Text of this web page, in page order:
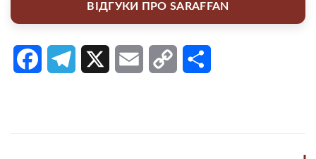
ВІДГУКИ ПРО SARAFFAN
FacebookTelegram Email Copy